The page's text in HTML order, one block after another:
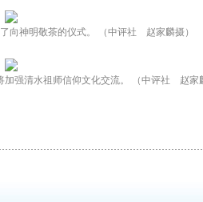
向神明敬茶的仪式。 （中评社 赵家麟摄）
强清水祖师信仰文化交流。 （中评社 赵家